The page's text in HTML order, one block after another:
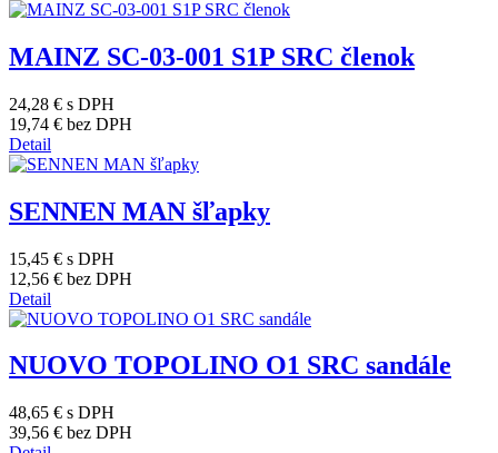
MAINZ SC-03-001 S1P SRC členok
24,28 € s DPH
19,74 € bez DPH
Detail
SENNEN MAN šľapky
15,45 € s DPH
12,56 € bez DPH
Detail
NUOVO TOPOLINO O1 SRC sandále
48,65 € s DPH
39,56 € bez DPH